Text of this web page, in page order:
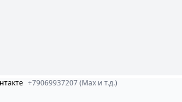
+79069937207 (Max и т.д.)